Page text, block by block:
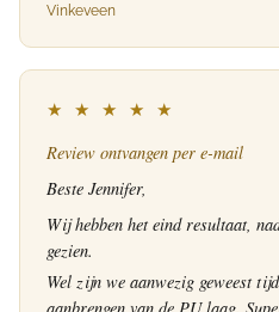
Vinkeveen
★ ★ ★ ★ ★
Review ontvangen per e-mail
Beste Jennifer,
Wij hebben het eind resultaat,
gezien.
Wel zijn we aanwezig geweest
aanbrengen van de PU laag.